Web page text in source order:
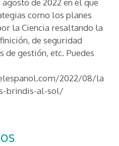
de 2022 en el que
como los planes
la Ciencia resaltando la
de seguridad
de gestión, etc. Puedes
2022/08/la
brindis-al-sol/